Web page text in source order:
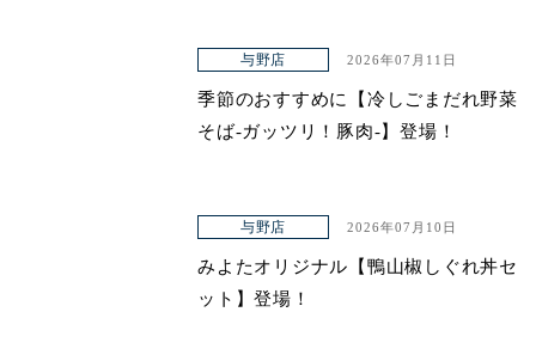
与野店 2026年07月11日
季節のおすすめに【冷しごまだれ野菜
そば-ガッツリ！豚肉-】登場！
与野店 2026年07月10日
みよたオリジナル【鴨山椒しぐれ丼セ
ット】登場！